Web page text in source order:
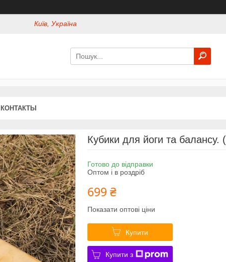
Київ, Україна
КОНТАКТЫ
Кубики для йоги та балансу.
Готово до відправки
Оптом і в роздріб
699 ₴
Показати оптові ціни
Купити
Купити з